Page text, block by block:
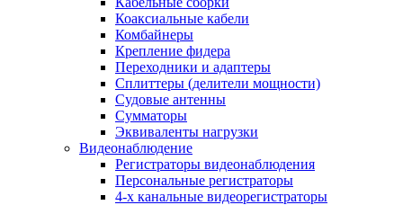
Коаксиальные кабели
Комбайнеры
Крепление фидера
Переходники и адаптеры
Сплиттеры (делители мощности)
Судовые антенны
Сумматоры
Эквиваленты нагрузки
Видеонаблюдение
Регистраторы видеонаблюдения
Персональные регистраторы
4-х канальные видеорегистраторы